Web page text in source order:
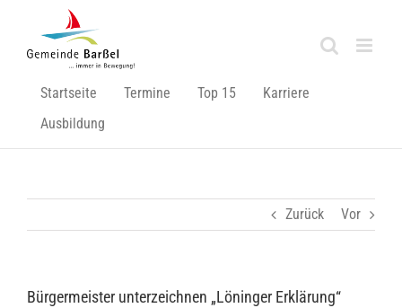
springen
Startseite Termine Top 15
Karriere
Ausbildung
Zurück Vor
Bürgermeister unterzeichnen „Löninger Erklärung“